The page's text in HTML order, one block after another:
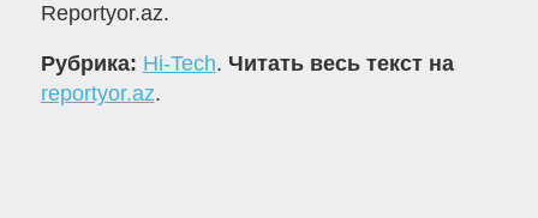
Reportyor.az.
Рубрика: Hi-Tech. Читать весь текст на
reportyor.az.